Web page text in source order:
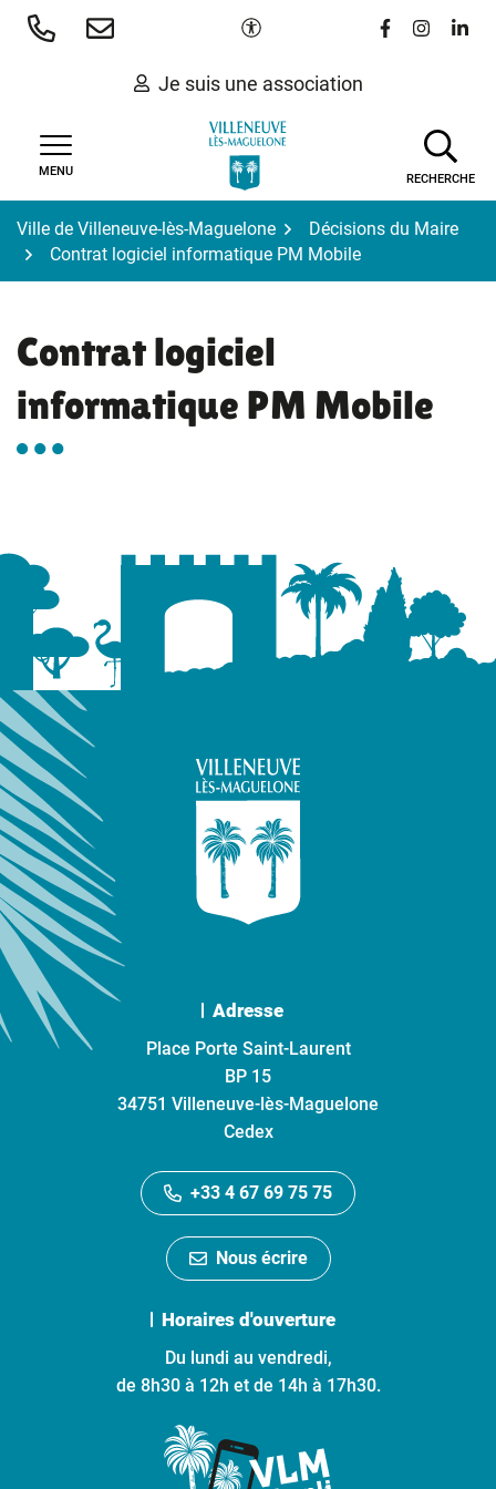
Aller
Paramètres d'accessibilité
Lien vers le
Lien vers
Lien
Je suis une association
MENU
RECHERCHE
Ville de Villeneuve-lès-Maguelone
Décisions du Maire
Contrat logiciel informatique PM Mobile
Contrat logiciel
informatique PM Mobile
Adresse
Place Porte Saint-Laurent
BP 15
34751 Villeneuve-lès-Maguelone
Cedex
+33 4 67 69 75 75
Nous écrire
Horaires d'ouverture
Du lundi au vendredi,
de 8h30 à 12h et de 14h à 17h30.